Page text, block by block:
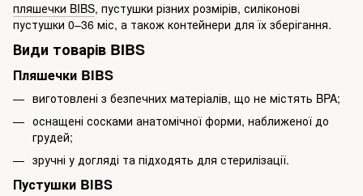
пляшечки BIBS, пустушки різних розмірів, силіконові
пустушки 0–36 міс, а також контейнери для їх зберігання.
Види товарів BIBS
Пляшечки BIBS
виготовлені з безпечних матеріалів, що не містять BPA;
оснащені сосками анатомічної форми, наближеної до
грудей;
зручні у догляді та підходять для стерилізації.
Пустушки BIBS